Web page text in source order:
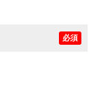
必須